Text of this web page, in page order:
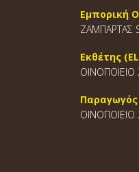
Εμπορική
ΖΑΜΠΑΡΤΑΣ
Εκθέτης
Παραγωγός